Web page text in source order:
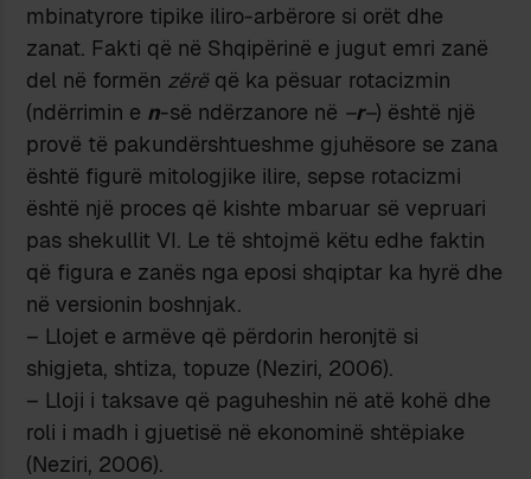
mbinatyrore tipike iliro-arbërore si orët dhe
zanat. Fakti që në Shqipërinë e jugut emri zanë
del në formën zërë që ka pësuar rotacizmin
(ndërrimin e n-së ndërzanore në –r–) është një
provë të pakundërshtueshme gjuhësore se zana
është figurë mitologjike ilire, sepse rotacizmi
është një proces që kishte mbaruar së vepruari
pas shekullit VI. Le të shtojmë këtu edhe faktin
që figura e zanës nga eposi shqiptar ka hyrë dhe
në versionin boshnjak.
– Llojet e armëve që përdorin heronjtë si
shigjeta, shtiza, topuze (Neziri, 2006).
– Lloji i taksave që paguheshin në atë kohë dhe
roli i madh i gjuetisë në ekonominë shtëpiake
(Neziri, 2006).